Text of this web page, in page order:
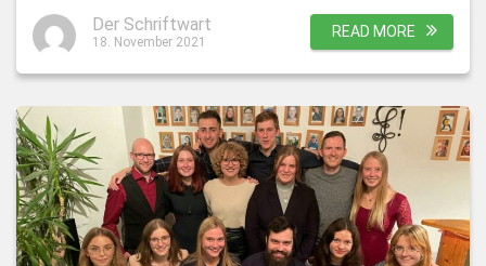
READ MORE
Der Schriftwart
18. November 2021